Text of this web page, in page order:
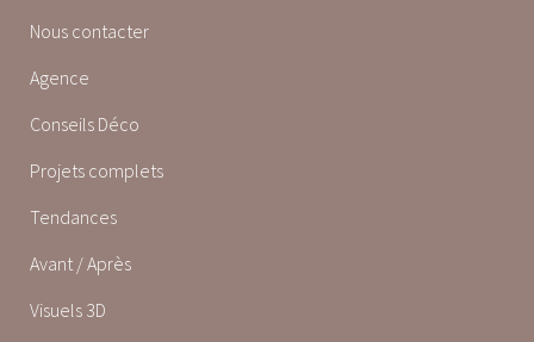
Nous contacter
Agence
Conseils Déco
Projets complets
Tendances
Avant / Après
Visuels 3D